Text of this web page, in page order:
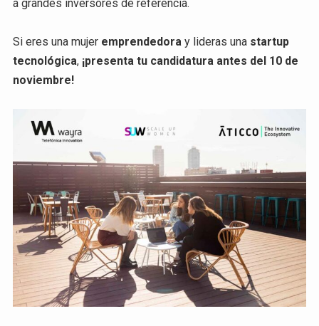
a grandes inversores de referencia.
Si eres una mujer emprendedoray lideras una startup
tecnológica, ¡presenta tu candidatura antes del 10 de
noviembre!